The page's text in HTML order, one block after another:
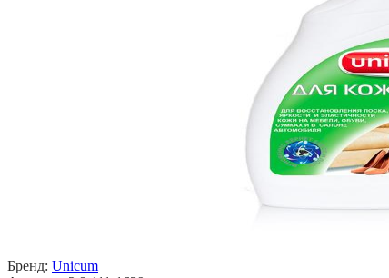
Бренд: Unicum